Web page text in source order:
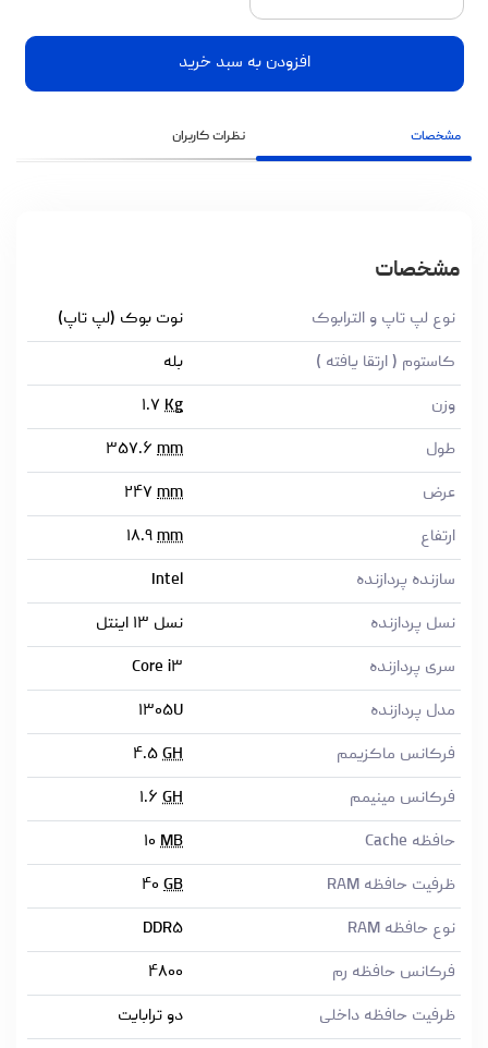
افزودن به سبد خرید
مشخصات نظرات کاربران
مشخصات
نوع لپ تاپ و الترابوک
نوت بوک (لپ تاپ)
کاستوم ( ارتقا یافته )
بله
وزن
۱.۷ Kg
طول
۳۵۷.۶ mm
عرض
۲۴۷ mm
ارتفاع
۱۸.۹ mm
سازنده پردازنده
Intel
نسل پردازنده
نسل ۱۳ اینتل
سری پردازنده
Core i۳
مدل پردازنده
۱۳۰۵U
فرکانس ماکزیمم
۴.۵ GH
فرکانس مینیمم
۱.۶ GH
حافظه Cache
۱۰ MB
ظرفیت حافظه RAM
۴۰ GB
نوع حافظه RAM
DDR۵
فرکانس حافظه رم
۴۸۰۰
ظرفیت حافظه داخلی
دو ترابایت